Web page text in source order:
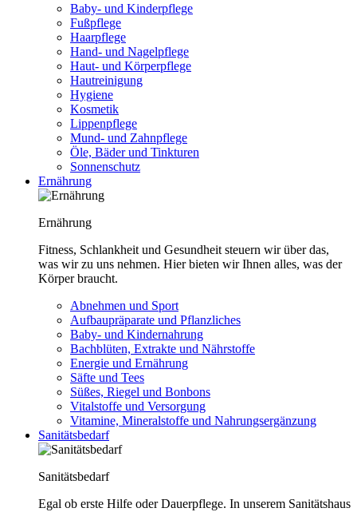
Baby- und Kinderpflege
Fußpflege
Haarpflege
Hand- und Nagelpflege
Haut- und Körperpflege
Hautreinigung
Hygiene
Kosmetik
Lippenpflege
Mund- und Zahnpflege
Öle, Bäder und Tinkturen
Sonnenschutz
Ernährung
Ernährung
Fitness, Schlankheit und Gesundheit steuern wir über das,
was wir zu uns nehmen. Hier bieten wir Ihnen alles, was der
Körper braucht.
Abnehmen und Sport
Aufbaupräparate und Pflanzliches
Baby- und Kindernahrung
Bachblüten, Extrakte und Nährstoffe
Energie und Ernährung
Säfte und Tees
Süßes, Riegel und Bonbons
Vitalstoffe und Versorgung
Vitamine, Mineralstoffe und Nahrungsergänzung
Sanitätsbedarf
Sanitätsbedarf
Egal ob erste Hilfe oder Dauerpflege. In unserem Sanitätshaus